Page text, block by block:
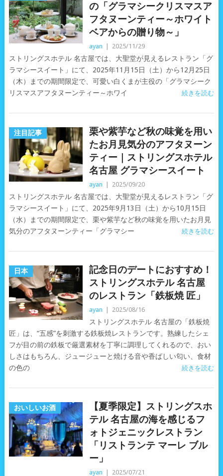
の「グラマシークリスマスア
フタヌーンティー～ホワイト
ベアからの贈り物～」
ayan 2025/11/29
ストリングスホテル 名古屋では、大聖堂が見えるレストラン「グ
ラマシースイート」にて、2025年11月15日（土）から12月25日
（木）までの期間限定で、可愛い白くまが主役の「グラマシーク
リスマスアフタヌーンティー～ホワイ
続きを読む
注目記事
栗や紫芋など秋の味覚を用い
たお月見気分のアフタヌーン
ティー｜ストリングスホテル
名古屋 グラマシースイート
ayan 2025/09/20
ストリングスホテル 名古屋では、大聖堂が見えるレストラン「グ
ラマシースイート」にて、2025年9月13日（土）から10月15日
（水）までの期間限定で、栗や紫芋など秋の味覚を用いたお月見
気分のアフタヌーンティー「グラマシー
続きを読む
日本
記念日のデートにおすすめ！
ストリングスホテル 名古屋
のレストラン「鉄板焼 匠」
ayan 2025/08/16
ストリングスホテル 名古屋の「鉄板焼
匠」は、“五感”を刺激する鉄板焼レストランです。熟練したシェ
フが目の前の鉄板で厳選素材を丁寧に調理してくれるので、おい
しさはもちろん、ジュージューと焼ける音や香ばしい匂い、食材
の色の
続きを読む
おいしいお酒
【夏季限定】ストリングスホ
テル 名古屋の海を感じるフ
ォトジェニックレストラン
「リストランテ マーレ ブル
ー」
ayan 2025/07/21